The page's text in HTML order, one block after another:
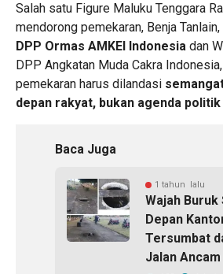
Salah satu Figure Maluku Tenggara
mendorong pemekaran, Benja Tanlain,
DPP Ormas AMKEI Indonesia dan
DPP Angkatan Muda Cakra
pemekaran harus dilandasi
depan rakyat, bukan agenda
Baca Juga
1 tahun lalu
Wajah Buruk
Depan
Tersumbat
Jalan